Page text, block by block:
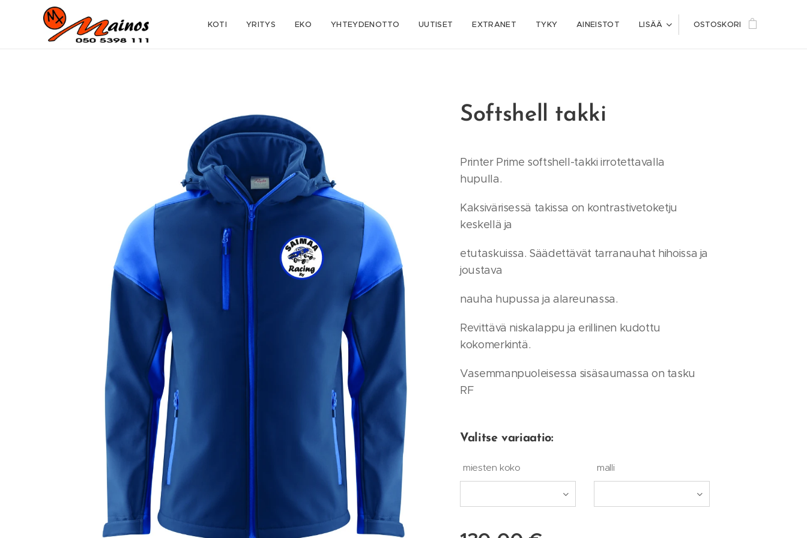
KOTI YRITYS EKO YHTEYDENOTTO UUTISET EXTRANET TYKY AINEISTOT LISÄÄ OSTOSKORI
Softshell takki
Printer Prime softshell-takki irrotettavalla
hupulla.
Kaksivärisessä takissa on kontrastivetoketju
keskellä ja
etutaskuissa. Säädettävät tarranauhat hihoissa ja
joustava
nauha hupussa ja alareunassa.
Revittävä niskalappu ja erillinen kudottu
kokomerkintä.
Vasemmanpuoleisessa sisäsaumassa on tasku
RF
Valitse variaatio:
miesten koko malli